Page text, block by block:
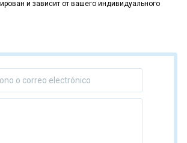
и зависит от вашего индивидуального